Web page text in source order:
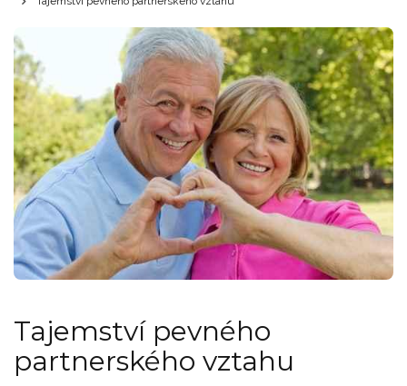
Tajemství pevného
partnerského vztahu